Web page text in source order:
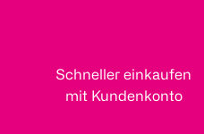
Schneller einkaufen
mit Kundenkonto